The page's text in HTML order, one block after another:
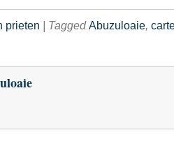
prieten | TaggedAbuzuloaie,